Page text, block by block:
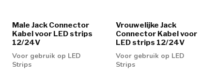
Male Jack Connector
Kabel voor LED strips
12/24V
Voor gebruik op LED
Strips
Vrouwelijke Jack
Connector Kabel voor
LED strips 12/24V
Voor gebruik op LED
Strips